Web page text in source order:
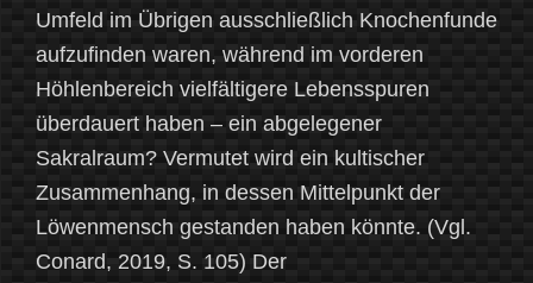
Umfeld im Übrigen ausschließlich Knochenfunde
aufzufinden waren, während im vorderen
Höhlenbereich vielfältigere Lebensspuren
überdauert haben – ein abgelegener
Sakralraum? Vermutet wird ein kultischer
Zusammenhang, in dessen Mittelpunkt der
Löwenmensch gestanden haben könnte. (Vgl.
Conard, 2019, S. 105) Der